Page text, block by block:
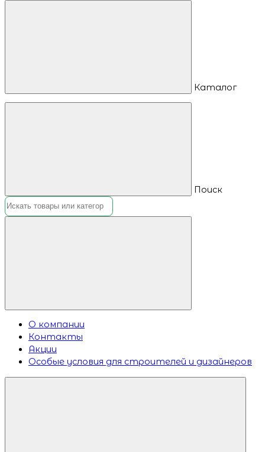
Каталог
Поиск
О компании
Контакты
Акции
Особые условия для строителей и дизайнеров